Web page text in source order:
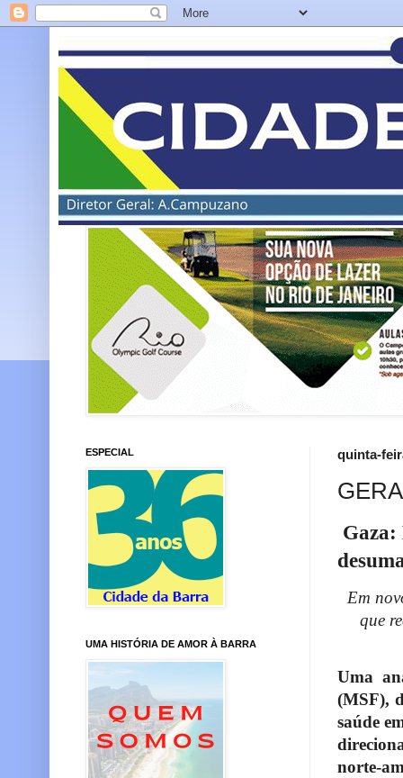
quinta-
Gaza:
Em
que
Uma
(MSF),
saúde
norte-
ESPECIAL
UMA HISTÓRIA DE AMOR À BARRA